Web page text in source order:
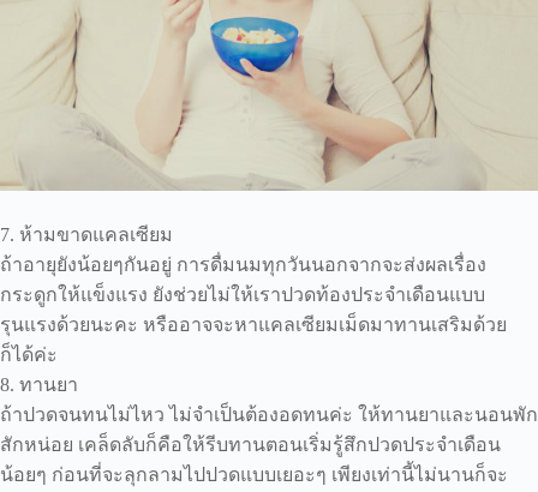
7. ห้ามขาดแคลเซียม
ถ้าอายุยังน้อยๆกันอยู่ การดื่มนมทุกวันนอกจากจะส่งผลเรื่อง
กระดูกให้แข็งแรง ยังช่วยไม่ให้เราปวดท้องประจำเดือนแบบ
รุนแรงด้วยนะคะ หรืออาจจะหาแคลเซียมเม็ดมาทานเสริมด้วย
ก็ได้ค่ะ
8. ทานยา
ถ้าปวดจนทนไม่ไหว ไม่จำเป็นต้องอดทนค่ะ ให้ทานยาและนอนพัก
สักหน่อย เคล็ดลับก็คือให้รีบทานตอนเริ่มรู้สึกปวดประจำเดือน
น้อยๆ ก่อนที่จะลุกลามไปปวดแบบเยอะๆ เพียงเท่านี้ไม่นานก็จะ